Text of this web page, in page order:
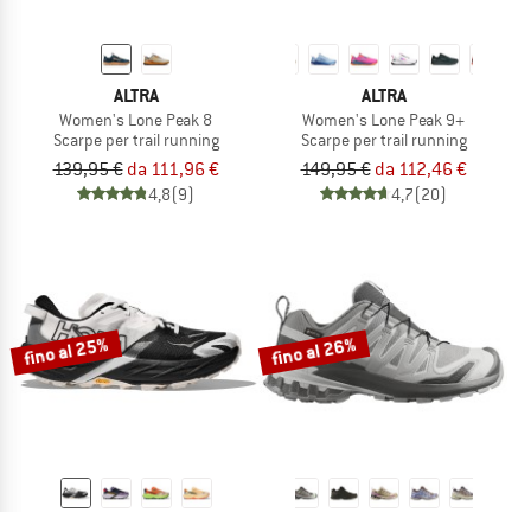
ALTRA
Women's Lone Peak 8
Scarpe per trail running
139,95 € da 111,96 €
4,8(9)
ALTRA
Women's Lone Peak 9+
Scarpe per trail running
149,95 € da 112,46 €
4,7(20)
fino al 25% fino al 26%